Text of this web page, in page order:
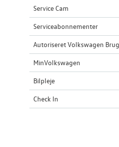
Service Cam
Serviceabonnementer
Autoriseret Volkswagen
MinVolkswagen
Bilpleje
Check In